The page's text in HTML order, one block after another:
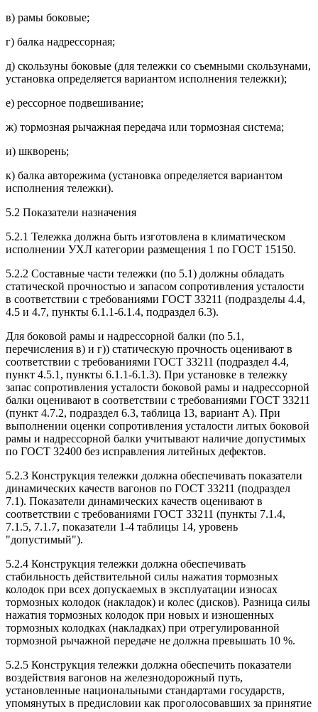
в) рамы боковые;
г) балка надрессорная;
д) скользуны боковые (для тележки со съемными скользунами,
установка определяется вариантом исполнения тележки);
е) рессорное подвешивание;
ж) тормозная рычажная передача или тормозная система;
и) шкворень;
к) балка авторежима (установка определяется вариантом
исполнения тележки).
5.2 Показатели назначения
5.2.1 Тележка должна быть изготовлена в климатическом
исполнении УХЛ категории размещения 1 по ГОСТ 15150.
5.2.2 Составные части тележки (по 5.1) должны обладать
статической прочностью и запасом сопротивления усталости
в соответствии с требованиями ГОСТ 33211 (подразделы 4.4,
4.5 и 4.7, пункты 6.1.1-6.1.4, подраздел 6.3).
Для боковой рамы и надрессорной балки (по 5.1,
перечисления в) и г)) статическую прочность оценивают в
соответствии с требованиями ГОСТ 33211 (подраздел 4.4,
пункт 4.5.1, пункты 6.1.1-6.1.3). При установке в тележку
запас сопротивления усталости боковой рамы и надрессорной
балки оценивают в соответствии с требованиями ГОСТ 33211
(пункт 4.7.2, подраздел 6.3, таблица 13, вариант А). При
выполнении оценки сопротивления усталости литых боковой
рамы и надрессорной балки учитывают наличие допустимых
по ГОСТ 32400 без исправления литейных дефектов.
5.2.3 Конструкция тележки должна обеспечивать показатели
динамических качеств вагонов по ГОСТ 33211 (подраздел
7.1). Показатели динамических качеств оценивают в
соответствии с требованиями ГОСТ 33211 (пункты 7.1.4,
7.1.5, 7.1.7, показатели 1-4 таблицы 14, уровень
"допустимый").
5.2.4 Конструкция тележки должна обеспечивать
стабильность действительной силы нажатия тормозных
колодок при всех допускаемых в эксплуатации износах
тормозных колодок (накладок) и колес (дисков). Разница силы
нажатия тормозных колодок при новых и изношенных
тормозных колодках (накладках) при отрегулированной
тормозной рычажной передаче не должна превышать 10 %.
5.2.5 Конструкция тележки должна обеспечить показатели
воздействия вагонов на железнодорожный путь,
установленные национальными стандартами государств,
упомянутых в предисловии как проголосовавших за принятие